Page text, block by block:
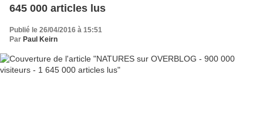
645 000 articles lus
Publié le 26/04/2016 à 15:51
Par Paul Keirn